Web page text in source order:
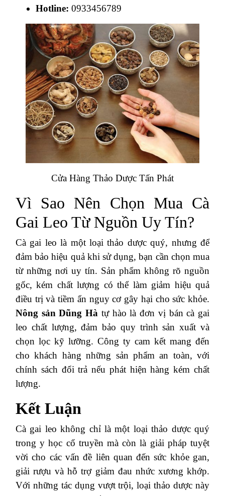
Hotline: 0933456789
Cửa Hàng Thảo Dược Tấn Phát
Vì Sao Nên Chọn Mua Cà
Gai Leo Từ Nguồn Uy Tín?
Cà gai leo là một loại thảo dược quý, nhưng để
đảm bảo hiệu quả khi sử dụng, bạn cần chọn mua
từ những nơi uy tín. Sản phẩm không rõ nguồn
gốc, kém chất lượng có thể làm giảm hiệu quả
điều trị và tiềm ẩn nguy cơ gây hại cho sức khỏe.
Nông sản Dũng Hà tự hào là đơn vị bán cà gai
leo chất lượng, đảm bảo quy trình sản xuất và
chọn lọc kỹ lưỡng. Công ty cam kết mang đến
cho khách hàng những sản phẩm an toàn, với
chính sách đổi trả nếu phát hiện hàng kém chất
lượng.
Kết Luận
Cà gai leo không chỉ là một loại thảo dược quý
trong y học cổ truyền mà còn là giải pháp tuyệt
vời cho các vấn đề liên quan đến sức khỏe gan,
giải rượu và hỗ trợ giảm đau nhức xương khớp.
Với những tác dụng vượt trội, loại thảo dược này